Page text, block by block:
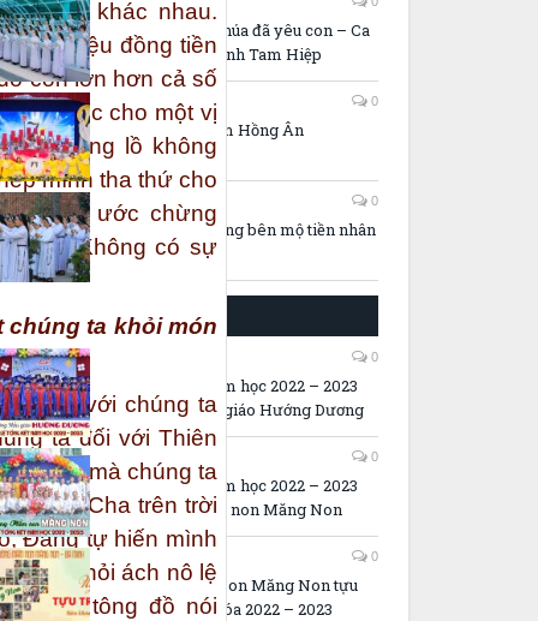
nợ khác nhau.
triệu triệu đồng tiền
còn lớn hơn cả số
chuộc cho một vị
nợ khổng lồ không
mình tha thứ cho
quá ít, ước chừng
hắn. Không có sự
chúng ta khỏi món
đối với chúng ta
ta đối với Thiên
lồ mà chúng ta
sao Cha trên trời
Đấng tự hiến mình
ta khỏi ách nô lệ
tông đồ nói
Lời thiêng và Chúa đã yêu con – Ca
đoàn HD. Đa Minh Tam Hiệp
11/05/2026 0
Ca khúc: 75 năm Hồng Ân
06/05/2026 0
Video: Tiếng lòng bên mộ tiền nhân
GIÁO DỤC MẦM NON
0
Lễ Tổng kết năm học 2022 – 2023
tại trường Mẫu giáo Hướng Dương
0
Lễ Tổng kết năm học 2022 – 2023
tại trường Mầm non Măng Non
0
Trường Mầm Non Măng Non tựu
trường niên khóa 2022 – 2023